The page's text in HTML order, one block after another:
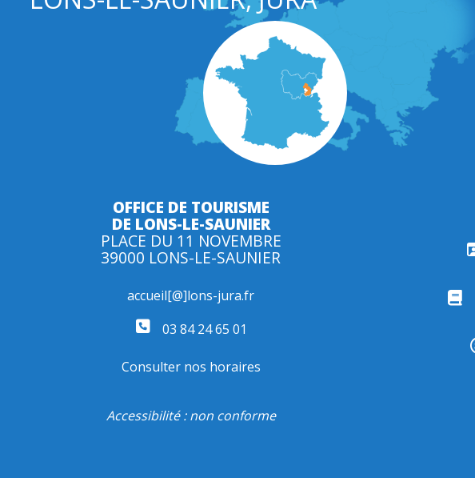
OFFICE DE TOURISME
DE LONS-LE-SAUNIER
PLACE DU 11 NOVEMBRE
39000 LONS-LE-SAUNIER
accueil[@]lons-jura.fr
03 84 24 65 01
Consulter nos horaires
Accessibilité : non conforme